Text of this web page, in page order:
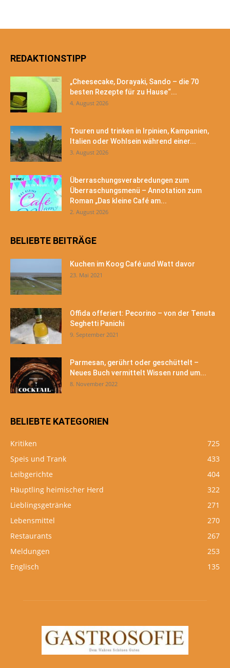
REDAKTIONSTIPP
„Cheesecake, Dorayaki, Sando – die 70
besten Rezepte für zu Hause“...
4. August 2026
Touren und trinken in Irpinien, Kampanien,
Italien oder Wohlsein während einer...
3. August 2026
Überraschungsverabredungen zum
Überraschungsmenü – Annotation zum
Roman „Das kleine Café am...
2. August 2026
BELIEBTE BEITRÄGE
Kuchen im Koog Café und Watt davor
23. Mai 2021
Offida offeriert: Pecorino – von der Tenuta
Seghetti Panichi
9. September 2021
Parmesan, gerührt oder geschüttelt –
Neues Buch vermittelt Wissen rund um...
8. November 2022
BELIEBTE KATEGORIEN
Kritiken
725
Speis und Trank
433
Leibgerichte
404
Häuptling heimischer Herd
322
Lieblingsgetränke
271
Lebensmittel
270
Restaurants
267
Meldungen
253
Englisch
135